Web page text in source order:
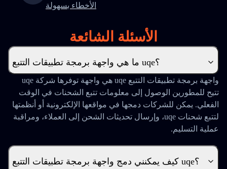
الأخطاء بسهولة
الأسئلة الشائعة
ما هي واجهة برمجة تطبيقات التتبع uqe؟
واجهة برمجة تطبيقات التتبع uqe هي واجهة توفرها شركة uqe
تتيح للمطورين الوصول إلى معلومات تتبع الشحنات في الوقت
الفعلي. يمكن للشركات دمجها في مواقعها الإلكترونية أو أنظمتها
لتتبع شحنات uqe، وإرسال تحديثات الشحن إلى العملاء، ومراقبة
عملية التسليم.
كيف يمكنني دمج واجهة برمجة تطبيقات التتبع uqe؟